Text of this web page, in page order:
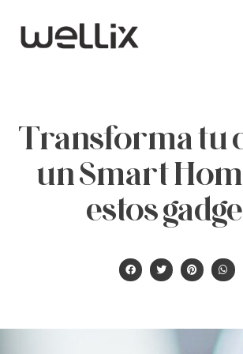
Transforma tu
un Smart
estos